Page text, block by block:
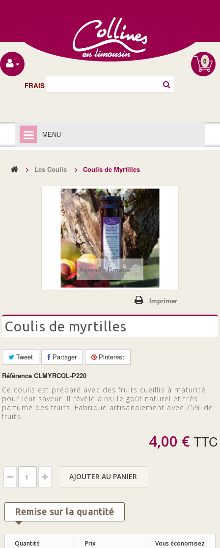
0
FRAIS DE PORT OFFERT À PARTIR DE 40€
MENU
LIVRAISON
MENTIONS LÉGALES
LES CHUTNEYS
LES CONFITURES
LES 100% FRUITS BIO
> Les Coulis > Coulis de Myrtilles
Agrandir l'image
Imprimer
coulis de myrtilles
Tweet Partager
Pinterest
Référence CLMYRCOL-P220
Ce coulis est préparé avec des fruits cueillis à maturité
pour leur saveur. Il révèle ainsi le goût naturel et très
parfumé des fruits. Fabriqué artisanalement avec 75% de
fruits.
4,00 € TTC
AJOUTER AU PANIER
Remise sur la quantité
Quantité Prix Vous économisez